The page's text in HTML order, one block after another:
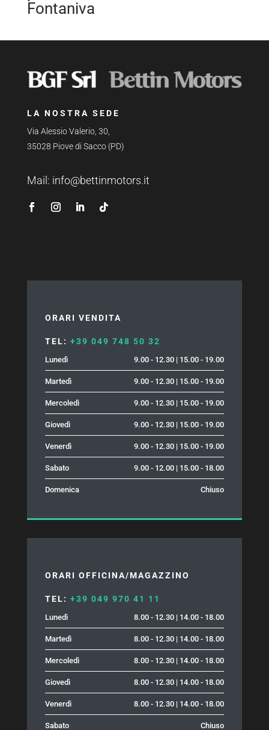
Fontaniva
LA NOSTRA SEDE
Via Alessio Valerio, 30,
35028 Piove di Sacco (PD)
Mail: info@bettinmotors.it
ORARI VENDITA
TEL: +39 049 748 50 32
Lunedì 9.00 - 12.30 | 15.00 - 19.00
Martedì 9.00 - 12.30 | 15.00 - 19.00
Mercoledì 9.00 - 12.30 | 15.00 - 19.00
Giovedì 9.00 - 12.30 | 15.00 - 19.00
Venerdì 9.00 - 12.30 | 15.00 - 19.00
Sabato 9.00 - 12.00 | 15.00 - 18.00
Domenica Chiuso
ORARI OFFICINA/MAGAZZINO
TEL: +39 049 970 41 11
Lunedì 8.00 - 12.30 | 14.00 - 18.00
Martedì 8.00 - 12.30 | 14.00 - 18.00
Mercoledì 8.00 - 12.30 | 14.00 - 18.00
Giovedì 8.00 - 12.30 | 14.00 - 18.00
Venerdì 8.00 - 12.30 | 14.00 - 18.00
Sabato Chiuso